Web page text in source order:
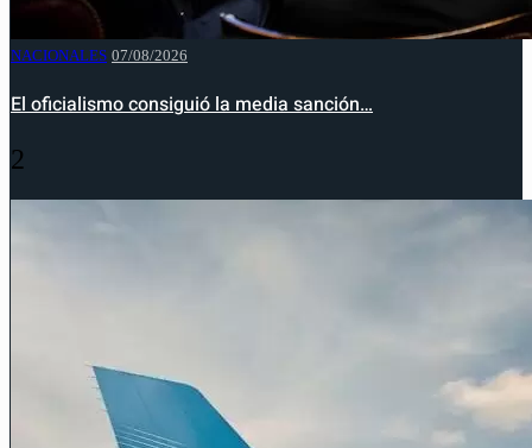
NACIONALES 07/08/2026
El oficialismo consiguió la media sanción…
2